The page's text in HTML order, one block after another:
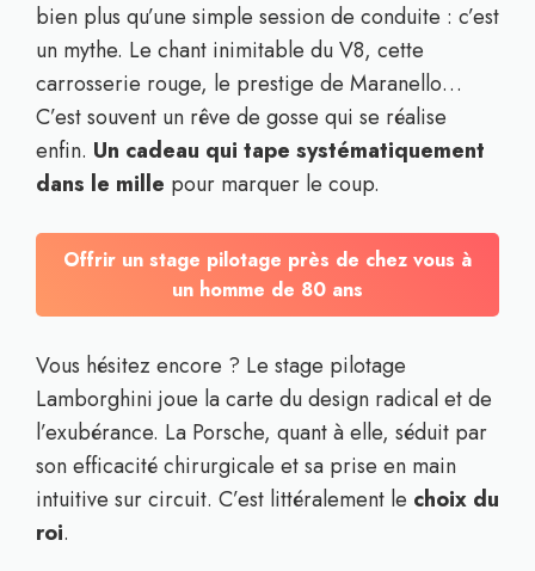
bien plus qu’une simple session de conduite : c’est
un mythe. Le chant inimitable du V8, cette
carrosserie rouge, le prestige de Maranello…
C’est souvent un rêve de gosse qui se réalise
enfin. Un cadeau qui tape systématiquement
dans le mille pour marquer le coup.
Offrir un stage pilotage près de chez vous à
un homme de 80 ans
Vous hésitez encore ? Le stage pilotage
Lamborghini joue la carte du design radical et de
l’exubérance. La Porsche, quant à elle, séduit par
son efficacité chirurgicale et sa prise en main
intuitive sur circuit. C’est littéralement le choix du
roi.